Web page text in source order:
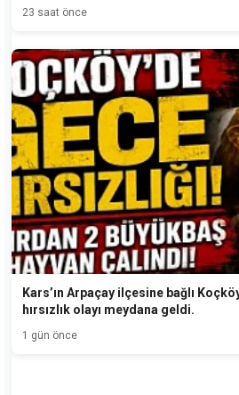
23 saat önce
Kars’ın Arpaçay ilçesine bağlı
hırsızlık olayı meydana geldi.
1 gün önce